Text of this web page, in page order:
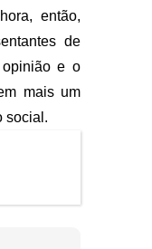
então,
de
opinião e o
mais um
social.